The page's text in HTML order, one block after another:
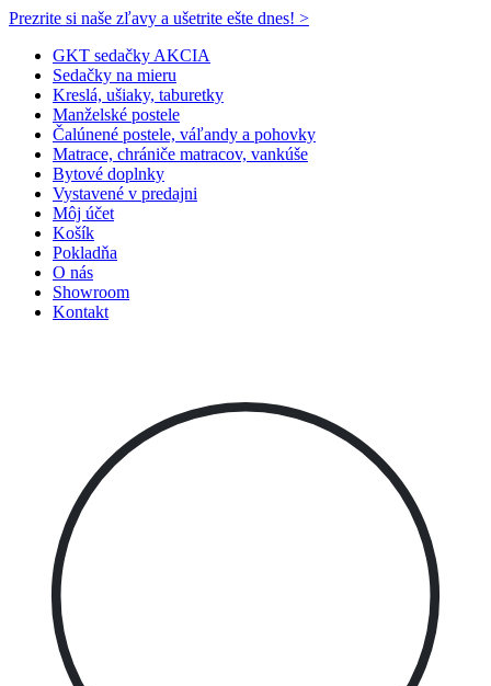
Prezrite si naše zľavy a ušetrite ešte dnes! >​
GKT sedačky AKCIA
Sedačky na mieru
Kreslá, ušiaky, taburetky
Manželské postele
Čalúnené postele, váľandy a pohovky
Matrace, chrániče matracov, vankúše
Bytové doplnky
Vystavené v predajni
Môj účet
Košík
Pokladňa
O nás
Showroom
Kontakt